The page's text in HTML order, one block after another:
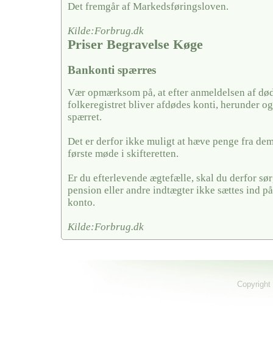
Det fremgår af Markedsføringsloven.
Kilde:Forbrug.dk
Priser Begravelse Køge
Bankonti spærres
Vær opmærksom på, at efter anmeldelsen af
folkeregistret bliver afdødes konti, herunder
spærret.
Det er derfor ikke muligt at hæve penge fra
første møde i skifteretten.
Er du efterlevende ægtefælle, skal du derfor
pension eller andre indtægter ikke sættes ind
konto.
Kilde:Forbrug.dk